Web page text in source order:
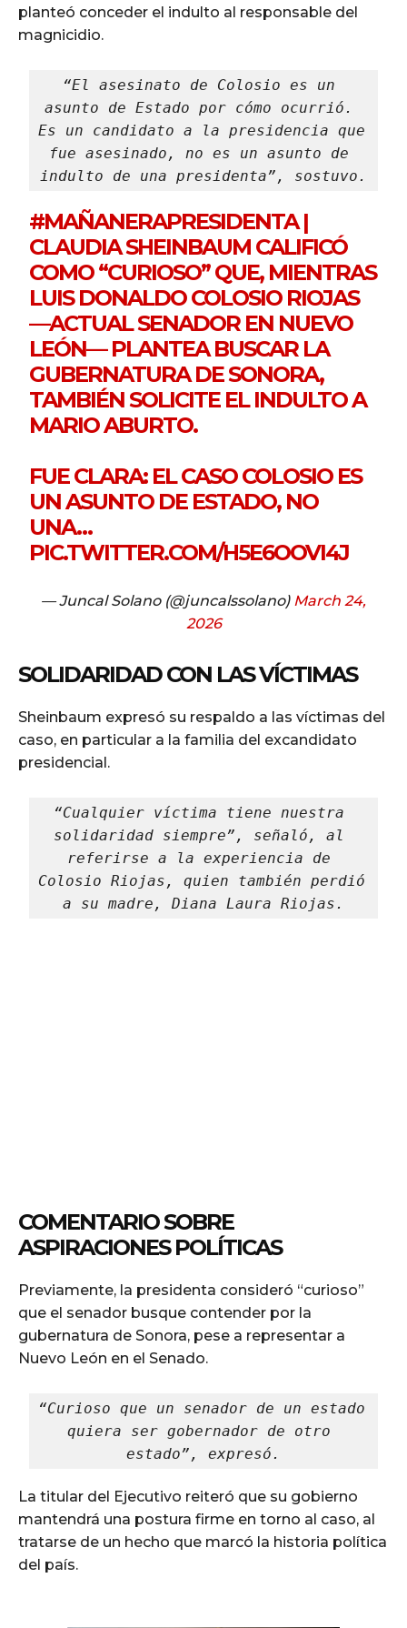
planteó conceder el indulto al responsable del
magnicidio.
“El asesinato de Colosio es un
asunto de Estado por cómo ocurrió.
Es un candidato a la presidencia que
fue asesinado, no es un asunto de
indulto de una presidenta”, sostuvo.
#MAÑANERAPRESIDENTA|
CLAUDIA SHEINBAUM CALIFICÓ
COMO “CURIOSO” QUE, MIENTRAS
LUIS DONALDO COLOSIO RIOJAS
—ACTUAL SENADOR EN NUEVO
LEÓN— PLANTEA BUSCAR LA
GUBERNATURA DE SONORA,
TAMBIÉN SOLICITE EL INDULTO A
MARIO ABURTO.
FUE CLARA: EL CASO COLOSIO ES
UN ASUNTO DE ESTADO, NO
UNA…
PIC.TWITTER.COM/H5E6OOVI4J
— Juncal Solano (@juncalssolano) March 24,
2026
SOLIDARIDAD CON LAS VÍCTIMAS
Sheinbaum expresó su respaldo a las víctimas del
caso, en particular a la familia del excandidato
presidencial.
“Cualquier víctima tiene nuestra
solidaridad siempre”, señaló, al
referirse a la experiencia de
Colosio Riojas, quien también perdió
a su madre, Diana Laura Riojas.
COMENTARIO SOBRE
ASPIRACIONES POLÍTICAS
Previamente, la presidenta consideró “curioso”
que el senador busque contender por la
gubernatura de Sonora, pese a representar a
Nuevo León en el Senado.
“Curioso que un senador de un estado
quiera ser gobernador de otro
estado”, expresó.
La titular del Ejecutivo reiteró que su gobierno
mantendrá una postura firme en torno al caso, al
tratarse de un hecho que marcó la historia política
del país.